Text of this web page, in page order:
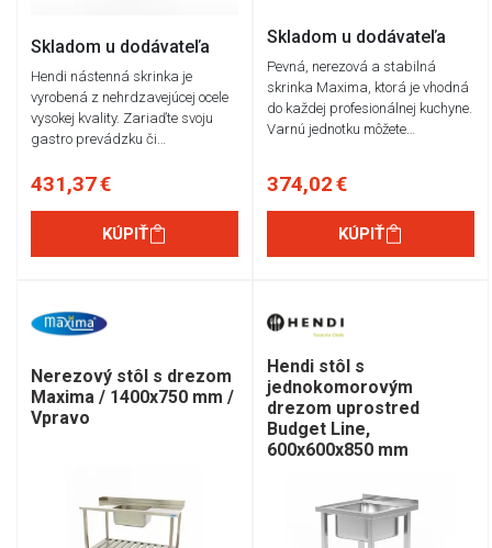
Skladom u dodávateľa
Hendi nástenná skrinka je
vyrobená z nehrdzavejúcej ocele
vysokej kvality. Zariaďte svoju
gastro prevádzku či…
431,37 €
KÚPIŤ
Skladom u dodávateľa
Pevná, nerezová a stabilná
skrinka Maxima, ktorá je vhodná
do každej profesionálnej kuchyne.
Varnú jednotku môžete…
374,02 €
KÚPIŤ
Nerezový stôl s drezom
Maxima / 1400x750 mm /
Vpravo
Hendi stôl s
jednokomorovým
drezom uprostred
Budget Line,
600x600x850 mm